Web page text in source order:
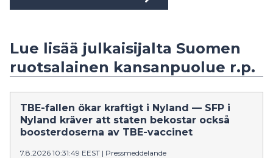
Lue lisää julkaisijalta Suomen
ruotsalainen kansanpuolue r.p.
TBE-fallen ökar kraftigt i Nyland — SFP i
Nyland kräver att staten bekostar också
boosterdoserna av TBE-vaccinet
7.8.2026 10:31:49 EEST | Pressmeddelande